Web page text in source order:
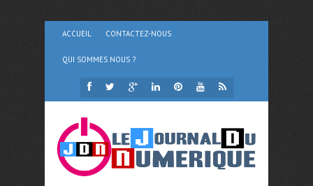
ACCUEIL CONTACTEZ-NOUS
QUI SOMMES NOUS ?